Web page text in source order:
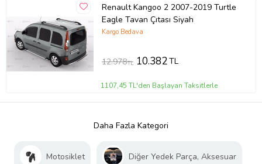
Renault Kangoo 2 2007-2019 Turtle
Eagle Tavan Çıtası Siyah
Kargo Bedava
12.978TL 10.382TL
1107,45 TL'den Başlayan Taksitlerle
Daha Fazla Kategori
Motosiklet Diğer Yedek Parça, Aksesuar